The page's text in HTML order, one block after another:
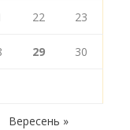
22 23
29 30
Вересень »